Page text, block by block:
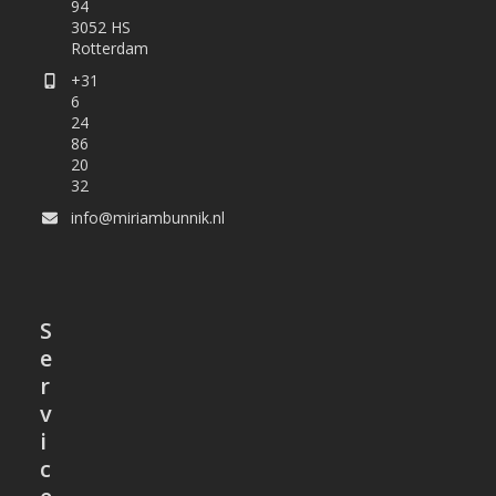
94
3052 HS
Rotterdam
+31
6
24
86
20
32
info@miriambunnik.nl
S
e
r
v
i
c